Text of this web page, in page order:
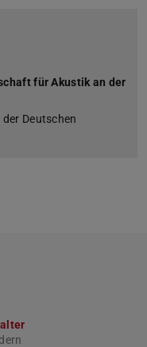
für Akustik an der
Deutschen